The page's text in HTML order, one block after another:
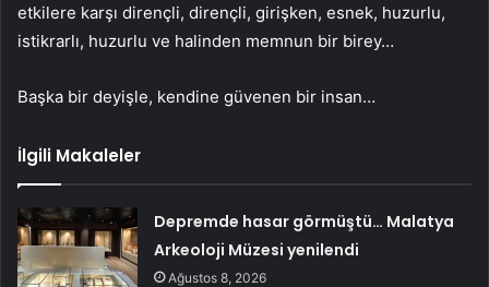
etkilere karşı dirençli, dirençli, girişken, esnek, huzurlu,
istikrarlı, huzurlu ve halinden memnun bir birey…
Başka bir deyişle, kendine güvenen bir insan…
İlgili Makaleler
Depremde hasar görmüştü… Malatya
Arkeoloji Müzesi yenilendi
Ağustos 8, 2026